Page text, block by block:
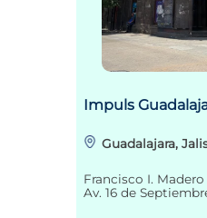
Impuls
Guadalajara,
Francisco I.
Av. 16 de